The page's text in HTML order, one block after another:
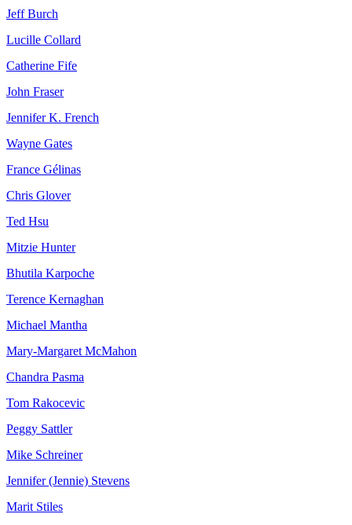
Jeff Burch
Lucille Collard
Catherine Fife
John Fraser
Jennifer K. French
Wayne Gates
France Gélinas
Chris Glover
Ted Hsu
Mitzie Hunter
Bhutila Karpoche
Terence Kernaghan
Michael Mantha
Mary-Margaret McMahon
Chandra Pasma
Tom Rakocevic
Peggy Sattler
Mike Schreiner
Jennifer (Jennie) Stevens
Marit Stiles